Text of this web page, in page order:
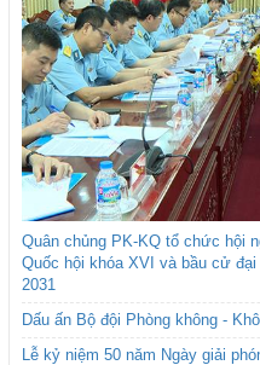
Quân chủng PK-KQ tổ chức hội
Quốc hội khóa XVI và bầu cử
2031
Dấu ấn Bộ đội Phòng không -
Lễ kỷ niệm 50 năm Ngày giải